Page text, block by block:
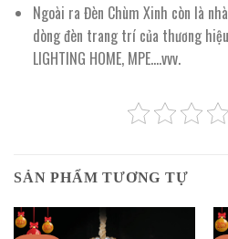
Ngoài ra Đèn Chùm Xinh còn là
dòng đèn trang trí của thương hiệu
LIGHTING HOME, MPE….vvv.
SẢN PHẨM TƯƠNG TỰ